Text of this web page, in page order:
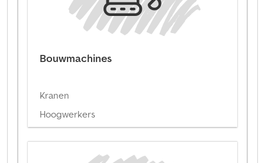
Bouwmachines
Kranen
Hoogwerkers